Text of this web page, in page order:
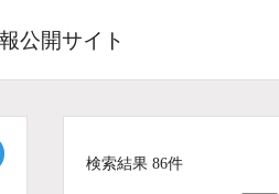
公開サイト
検索結果 86件